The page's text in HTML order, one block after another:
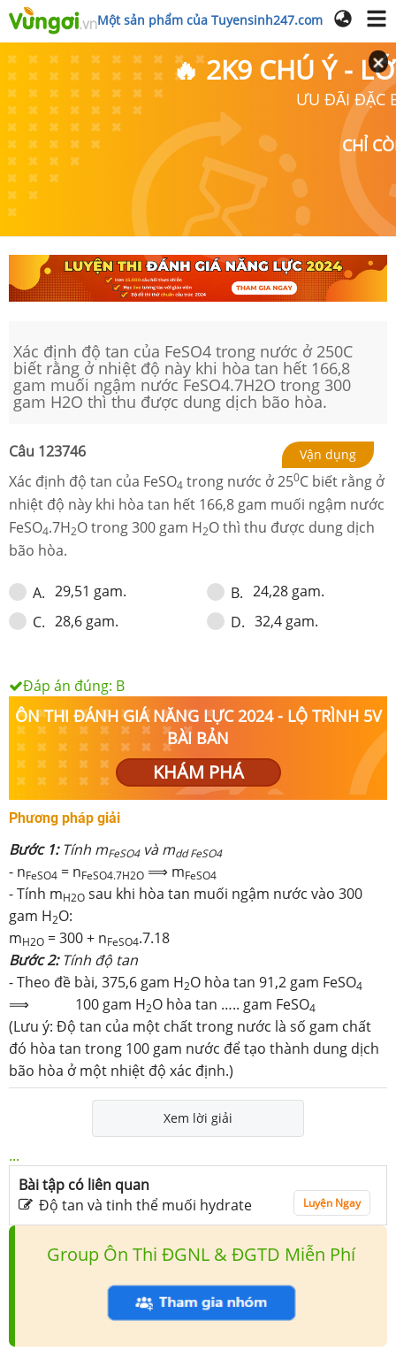
Một sản phẩm của Tuyensinh247.com
🔥 2K9 CHÚ Ý -
ƯU ĐÃI ĐẶC
CHỈ
Xác định độ tan của FeSO4 trong nước ở 250C
biết rằng ở nhiệt độ này khi hòa tan hết 166,8
gam muối ngậm nước FeSO4.7H2O trong 300
gam H2O thì thu được dung dịch bão hòa.
Câu 123746 Vận dụng
Xác định độ tan của FeSO4 trong nước ở 250C biết rằng ở
nhiệt độ này khi hòa tan hết 166,8 gam muối ngậm nước
FeSO4.7H2O trong 300 gam H2O thì thu được dung dịch
bão hòa.
A. 29,51 gam. B. 24,28 gam.
C. 28,6 gam. D. 32,4 gam.
Đáp án đúng: B
ÔN THI ĐÁNH GIÁ NĂNG LỰC 2024 - LỘ TRÌNH 5V
BÀI BẢN
KHÁM PHÁ
Phương pháp giải
Bước 1:Tính mFeSO4và mdd FeSO4
- nFeSO4 = nFeSO4.7H2O ⟹ mFeSO4
- Tính mH2O sau khi hòa tan muối ngậm nước vào 300
gam H2O:
mH2O = 300 + nFeSO4.7.18
Bước 2:Tính độ tan
- Theo đề bài, 375,6 gam H2O hòa tan 91,2 gam FeSO4
⟹ 100 gam H2O hòa tan ….. gam FeSO4
(Lưu ý: Độ tan của một chất trong nước là số gam chất
đó hòa tan trong 100 gam nước để tạo thành dung dịch
bão hòa ở một nhiệt độ xác định.)
Xem lời giải
...
Bài tập có liên quan
Độ tan và tinh thể muối hydrate
Luyện Ngay
Group Ôn Thi ĐGNL & ĐGTD Miễn Phí